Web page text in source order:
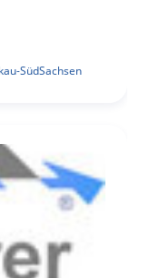
SüdSachsen